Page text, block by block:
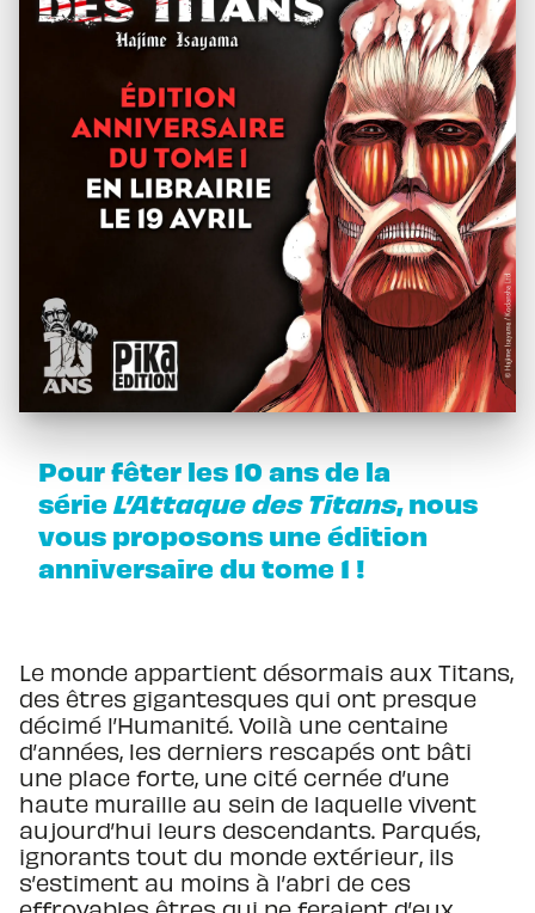
Pour fêter les 10 ans de la
série L’Attaque des Titans, nous
vous proposons une édition
anniversaire du tome 1 !
Le monde appartient désormais aux Titans,
des êtres gigantesques qui ont presque
décimé l’Humanité. Voilà une centaine
d’années, les derniers rescapés ont bâti
une place forte, une cité cernée d’une
haute muraille au sein de laquelle vivent
aujourd’hui leurs descendants. Parqués,
ignorants tout du monde extérieur, ils
s’estiment au moins à l’abri de ces